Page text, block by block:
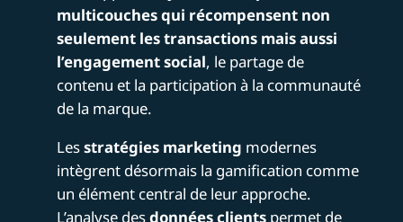
multicouches qui récompensent non
seulement les transactions mais aussi
l’engagement social, le partage de
contenu et la participation à la communauté
de la marque.
Lesstratégies marketing modernes
intègrent désormais la gamification comme
un élément central de leur approche.
L’analyse desdonnées clientspermet de